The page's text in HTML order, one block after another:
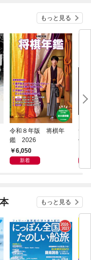
もっと見る
令和８年版 将棋年
鑑 2026
6,050
新着
つ
像
もっと見る